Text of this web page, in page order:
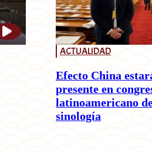
ACTUALIDAD
Efecto China
presente en
latinoamericano
sinología